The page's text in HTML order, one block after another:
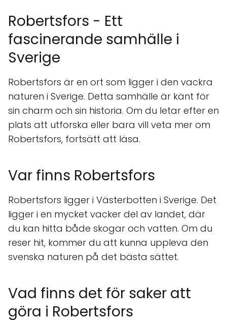
Robertsfors - Ett
fascinerande samhälle i
Sverige
Robertsfors är en ort som ligger i den vackra
naturen i Sverige. Detta samhälle är känt för
sin charm och sin historia. Om du letar efter en
plats att utforska eller bara vill veta mer om
Robertsfors, fortsätt att läsa.
Var finns Robertsfors
Robertsfors ligger i Västerbotten i Sverige. Det
ligger i en mycket vacker del av landet, där
du kan hitta både skogar och vatten. Om du
reser hit, kommer du att kunna uppleva den
svenska naturen på det bästa sättet.
Vad finns det för saker att
göra i Robertsfors